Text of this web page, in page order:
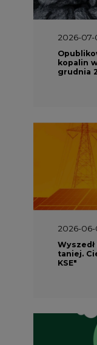
2026-07-
kopalin
grudnia
2026-
taniej.
KSE"